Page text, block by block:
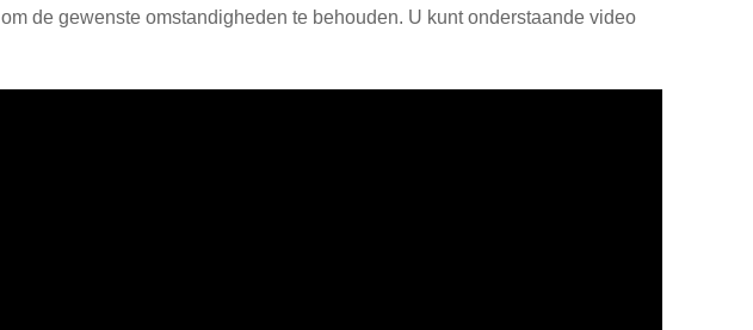
de gewenste omstandigheden te behouden. U kunt onderstaande video